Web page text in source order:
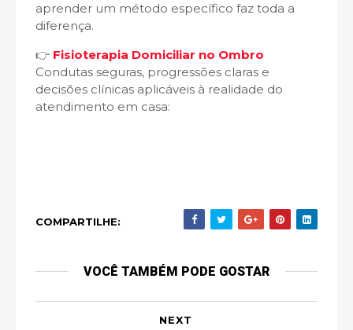
aprender um método específico faz toda a
diferença.
👉 Fisioterapia Domiciliar no Ombro
Condutas seguras, progressões claras e
decisões clínicas aplicáveis à realidade do
atendimento em casa:
COMPARTILHE:
VOCÊ TAMBÉM PODE GOSTAR
NEXT